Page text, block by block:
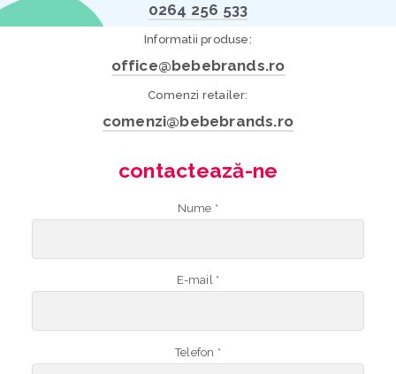
0264 256 533
Informatii produse:
office@bebebrands.ro
Comenzi retailer:
comenzi@bebebrands.ro
contactează-ne
Nume *
E-mail *
Telefon *